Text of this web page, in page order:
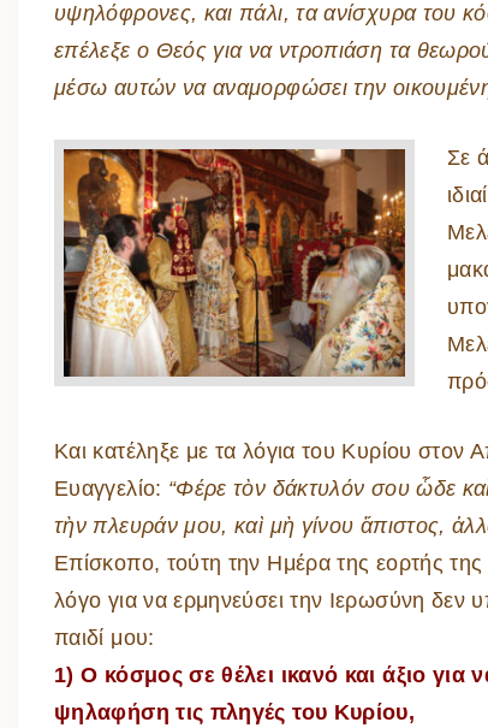
υψηλόφρονες, και πάλι, τα ανίσχυρα του
επέλεξε ο Θεός για να ντροπιάση τα
μέσω αυτών να αναμορφώσει την
Σε
Και κατέληξε με τα λόγια του Κυρίου
Ευαγγελίο: “Φέρε τὸν δάκτυλόν σου ὧδε
τὴν πλευράν μου, καὶ μὴ γίνου ἄπιστος,
Επίσκοπο, τούτη την Ημέρα της εορτής
λόγο για να ερμηνεύσει την Ιερωσύνη δεν
παιδί μου:
1) Ο κόσμος σε θέλει ικανό και άξιο
ψηλαφήση τις πληγές του Κυρίου,